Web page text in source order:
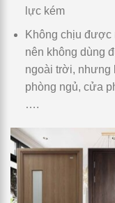
lực kém
Không chịu được
nên không dùng
ngoài trời, nhưng
phòng ngủ, cửa
….